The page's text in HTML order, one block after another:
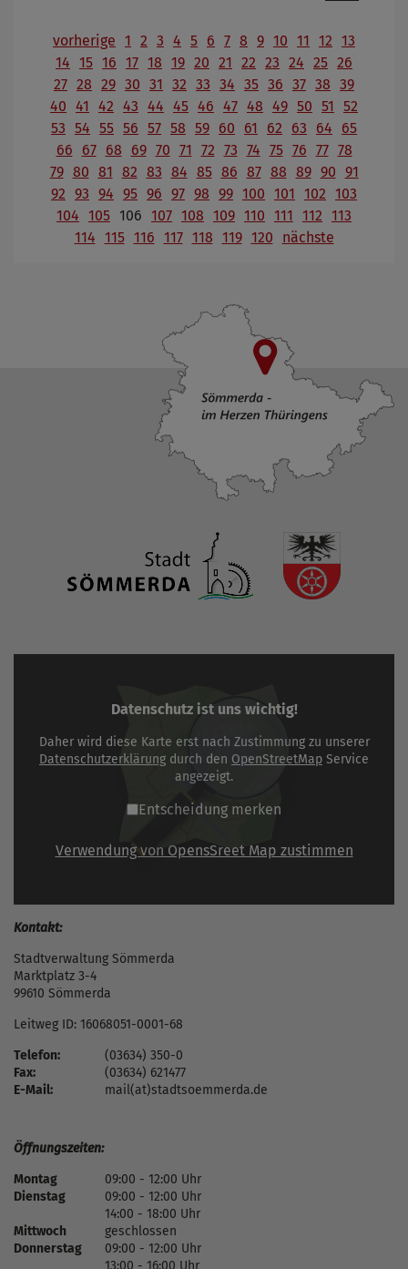
vorherige 1 2 3 4 5 6 7 8 9 10 11 12 13
14 15 16 17 18 19 20 21 22 23 24 25 26
27 28 29 30 31 32 33 34 35 36 37 38 39
40 41 42 43 44 45 46 47 48 49 50 51
52
53 54 55 56 57 58 59 60 61 62 63 64
65
66
67 68 69 70 71 72 73 74 75 76 77 78
79 80 81 82 83 84 85 86 87 88 89 90 91
92 93 94 95 96 97 98 99 100 101 102 103
104 105 106 107 108 109 110 111 112 113
114 115 116 117 118 119 120 nächste
Datenschutz ist uns wichtig!
Daher wird diese Karte erst nach Zustimmung zu unserer
Datenschutzerklärung durch den OpenStreetMap Service
angezeigt.
Entscheidung merken
Verwendung von OpensSreet Map zustimmen
Kontakt:
Stadtverwaltung Sömmerda
Marktplatz 3-4
99610 Sömmerda
Leitweg ID: 16068051-0001-68
Telefon:
(03634) 350-0
Fax:
(03634) 621477
E-Mail:
mail(at)stadtsoemmerda.de
Öffnungszeiten:
Montag
09:00 - 12:00 Uhr
Dienstag
09:00 - 12:00 Uhr
14:00 - 18:00 Uhr
Mittwoch
geschlossen
Donnerstag
09:00 - 12:00 Uhr
13:00 - 16:00 Uhr